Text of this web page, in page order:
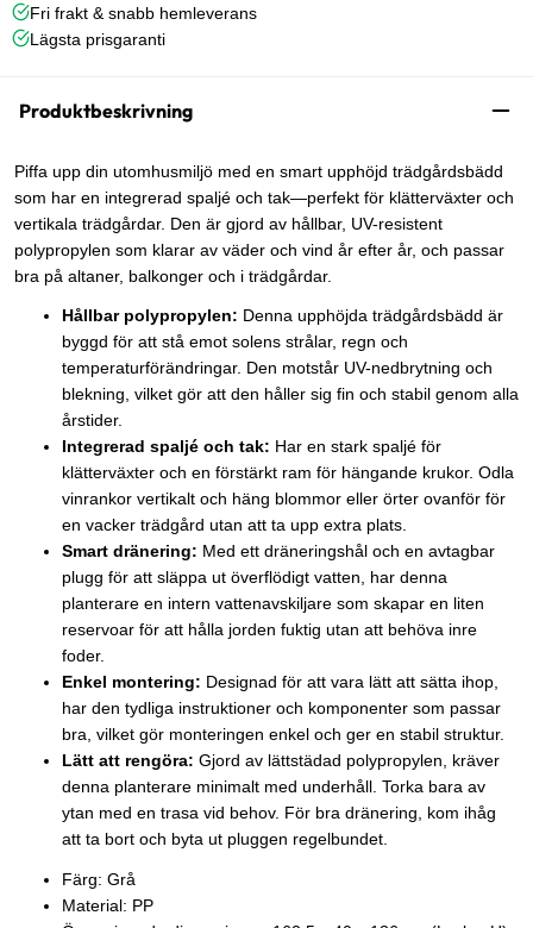
Fri frakt & snabb hemleverans
Lägsta prisgaranti
Produktbeskrivning
Piffa upp din utomhusmiljö med en smart upphöjd trädgårdsbädd
som har en integrerad spaljé och tak—perfekt för klätterväxter och
vertikala trädgårdar. Den är gjord av hållbar, UV-resistent
polypropylen som klarar av väder och vind år efter år, och passar
bra på altaner, balkonger och i trädgårdar.
Hållbar polypropylen: Denna upphöjda trädgårdsbädd är
byggd för att stå emot solens strålar, regn och
temperaturförändringar. Den motstår UV-nedbrytning och
blekning, vilket gör att den håller sig fin och stabil genom alla
årstider.
Integrerad spaljé och tak: Har en stark spaljé för
klätterväxter och en förstärkt ram för hängande krukor. Odla
vinrankor vertikalt och häng blommor eller örter ovanför för
en vacker trädgård utan att ta upp extra plats.
Smart dränering: Med ett dräneringshål och en avtagbar
plugg för att släppa ut överflödigt vatten, har denna
planterare en intern vattenavskiljare som skapar en liten
reservoar för att hålla jorden fuktig utan att behöva inre
foder.
Enkel montering: Designad för att vara lätt att sätta ihop,
har den tydliga instruktioner och komponenter som passar
bra, vilket gör monteringen enkel och ger en stabil struktur.
Lätt att rengöra: Gjord av lättstädad polypropylen, kräver
denna planterare minimalt med underhåll. Torka bara av
ytan med en trasa vid behov. För bra dränering, kom ihåg
att ta bort och byta ut pluggen regelbundet.
Färg: Grå
Material: PP